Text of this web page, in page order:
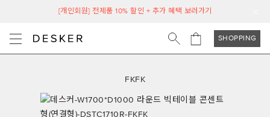
[개인회원] 전제품 10% 할인 + 추가 혜택 보러가기
SHOPPING
FKFK